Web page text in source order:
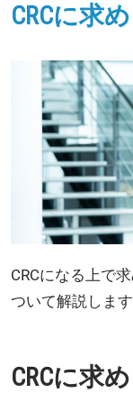
CRCに求
CRCになる上で
ついて解説します
CRCに求